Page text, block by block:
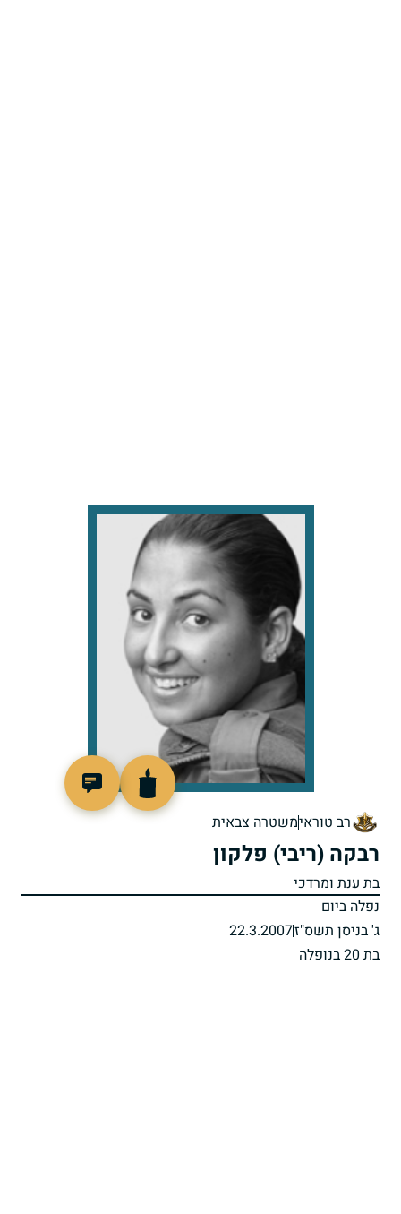
רב טוראימשטרה צבאית
רבקה (ריבי) פלקון
בת ענת ומרדכי
נפלה ביום
ג' בניסן תשס"ז22.3.2007
בת 20 בנופלה